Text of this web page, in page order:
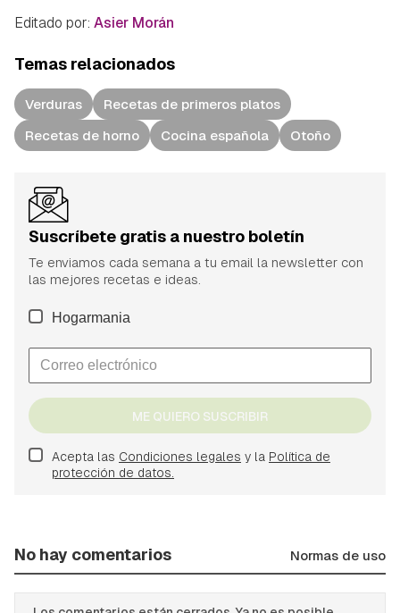
Editado por: Asier Morán
Temas relacionados
Verduras
Recetas de primeros platos
Recetas de horno
Cocina española Otoño
Suscríbete gratis a nuestro boletín
Te enviamos cada semana a tu email la newsletter con
las mejores recetas e ideas.
Hogarmania
ME QUIERO SUSCRIBIR
Acepta las Condiciones legales y la Política de
protección de datos.
No hay comentarios Normas de uso